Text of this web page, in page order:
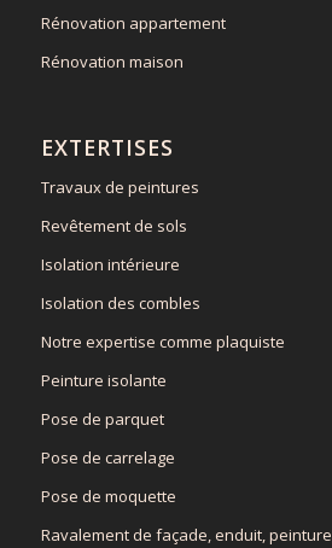
Rénovation appartement
Rénovation maison
EXTERTISES
Travaux de peintures
Revêtement de sols
Isolation intérieure
Isolation des combles
Notre expertise comme plaquiste
Peinture isolante
Pose de parquet
Pose de carrelage
Pose de moquette
Ravalement de façade, enduit, peinture